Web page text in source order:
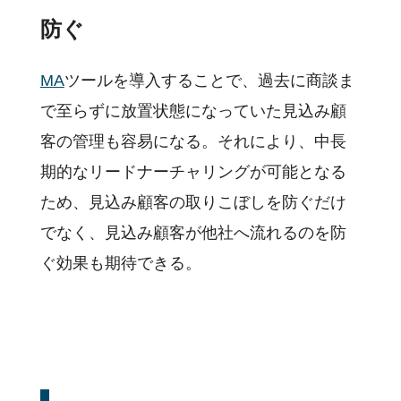
防ぐ
MAツールを導入することで、過去に商談ま
で至らずに放置状態になっていた見込み顧
客の管理も容易になる。それにより、中長
期的なリードナーチャリングが可能となる
ため、見込み顧客の取りこぼしを防ぐだけ
でなく、見込み顧客が他社へ流れるのを防
ぐ効果も期待できる。